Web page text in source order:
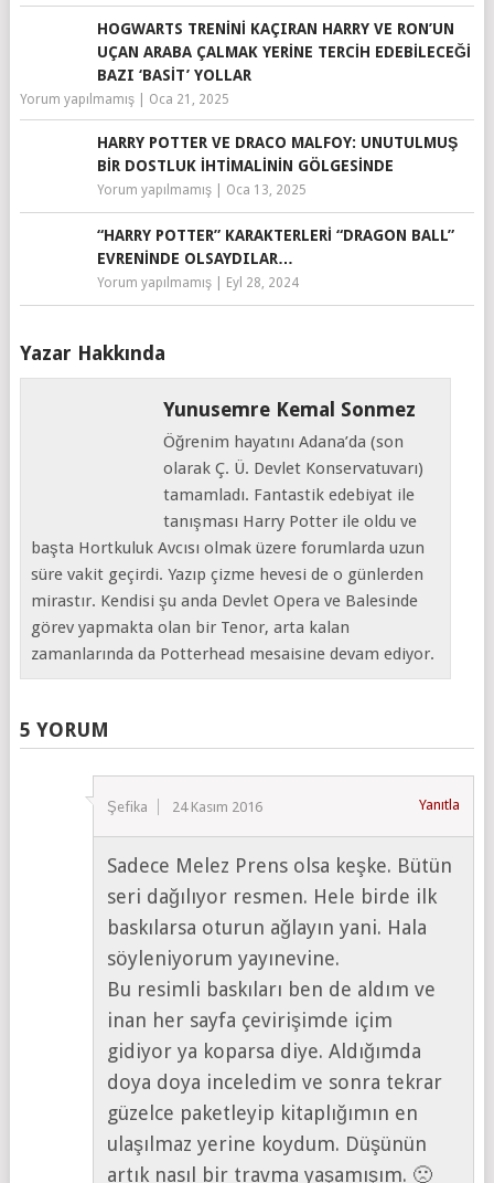
HOGWARTS TRENINI KAÇIRAN HARRY VE RON’UN
UÇAN ARABA ÇALMAK YERINE TERCIH EDEBILECEĞI
BAZI ‘BASIT’ YOLLAR
Yorum yapılmamış| Oca 21, 2025
HARRY POTTER VE DRACO MALFOY: UNUTULMUŞ
BIR DOSTLUK İHTIMALININ GÖLGESINDE
Yorum yapılmamış| Oca 13, 2025
“HARRY POTTER” KARAKTERLERI “DRAGON BALL”
EVRENINDE OLSAYDILAR…
Yorum yapılmamış| Eyl 28, 2024
Yazar Hakkında
Yunusemre Kemal Sonmez
Öğrenim hayatını Adana’da (son
olarak Ç. Ü. Devlet Konservatuvarı)
tamamladı. Fantastik edebiyat ile
tanışması Harry Potter ile oldu ve
başta Hortkuluk Avcısı olmak üzere forumlarda uzun
süre vakit geçirdi. Yazıp çizme hevesi de o günlerden
mirastır. Kendisi şu anda Devlet Opera ve Balesinde
görev yapmakta olan bir Tenor, arta kalan
zamanlarında da Potterhead mesaisine devam ediyor.
5 YORUM
Şefika 24 Kasım 2016 Yanıtla
Sadece Melez Prens olsa keşke. Bütün
seri dağılıyor resmen. Hele birde ilk
baskılarsa oturun ağlayın yani. Hala
söyleniyorum yayınevine.
Bu resimli baskıları ben de aldım ve
inan her sayfa çevirişimde içim
gidiyor ya koparsa diye. Aldığımda
doya doya inceledim ve sonra tekrar
güzelce paketleyip kitaplığımın en
ulaşılmaz yerine koydum. Düşünün
artık nasıl bir travma yaşamışım. 🙁